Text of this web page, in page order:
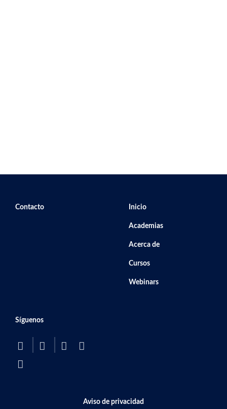
Footer secondary menu
Contacto Navegación principal
Inicio
Academias
Acerca de
Cursos
Webinars
Síguenos
BOTTOM FOOTER MENU
Aviso de privacidad